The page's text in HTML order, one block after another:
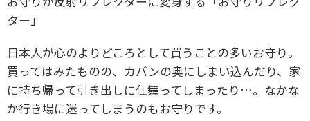
ター」
日本人が心のよりどころとして買うことの多いお守り。
買ってはみたものの、カバンの奥にしまい込んだり、家
に持ち帰って引き出しに仕舞ってしまったり…。なかな
か行き場に迷ってしまうのもお守りです。